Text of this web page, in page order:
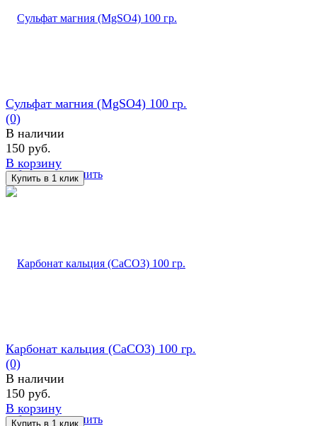
избранное сравнить
Cульфат магния (MgSO4) 100 гр.
(0)
В наличии
150 руб.
В корзину
избранное сравнить
Карбонат кальция (CaCO3) 100 гр.
(0)
В наличии
150 руб.
В корзину